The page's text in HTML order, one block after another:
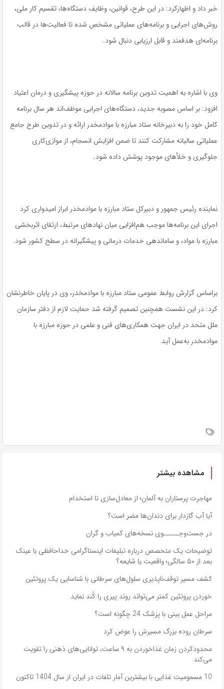
خبر داد و اظهارکرد: در این طرح، قوانین، وظایف دستگاه‌ها، تقسیم کار ملی،
روش‌های اجرایی و برنامه‌های عملیاتی مشخص شده تا فعالیت‌ها در قالب
برنامه‌ای هدفمند و قابل ارزیابی دنبال شود.
وی با اشاره به اهمیت تدوین برنامه سالانه در حوزه پیشگیری و درمان اعتیاد
افزود: بر اساس مصوبه جدید، دستگاه‌های اجرایی موظف‌اند هر سال برنامه
کامل خود را به دبیرخانه ستاد مبارزه با موادمخدر ارائه و در تدوین طرح جامع
عملیاتی سالیانه مشارکت کنند تا ضمن افزایش انسجام، از موازی‌کاری
جلوگیری و خلأهای موجود پوشش داده شود.
نماینده رئیس جمهور و دبیرکل ستاد مبارزه با موادمخدر ابراز امیدواری کرد
اجرای این برنامه‌ها موجب هم‌افزایی میان نهادهای مرتبط، ارتقای اثربخشی
مبارزه با مواد، و ساماندهی خدمات درمانی و پیشگیرانه در سطح کشور شود.
براساس گزارش روابط عمومی ستاد مبارزه با موادمخدر، وی در پایان خاطرنشان
کرد: در این نشست همچنین تصمیم گرفته شد حمایت لازم از دفتر سازمان
ملل متحد در ایران جهت همکاری‌های فنی و علمی در حوزه مبارزه با
موادمخدر به‌عمل آید.
مشاهده بیشتر
مهاجرت پرستاران به آلمان؛ از معادل‌سازی تا استخدام
آیا آب گازدار برای دندان‌ها مضر است؟
در جست‌وجـــــوی نسخه‌های کمیاب و گران
توضیحات یک متخصص درباره تبلیغات اینستاگرامی خداحافظی با عینک
بعد از ۵۰ سالگی؛ واقعیت یا شایعه؟
کشف مسیر توقف‌ناپذیری سلول‌های سرطانی با شناسایی یک پروتئین
خوردن پروتئین کمتر می‌تواند روند پیری را کُند نماید
مراحل عمل بینی با پزشک 24 چگونه است؟
سرطان روده بزرگ مسیرش را عوض کرد
محدودکردن زمان غذاخوردن به ۹ ساعت، توانایی‌های ذهنی را تقویت
می‌کند
10 مسمومیت غذایی با بیشترین آمار تلفات در ایران از سال 1404 تاکنون